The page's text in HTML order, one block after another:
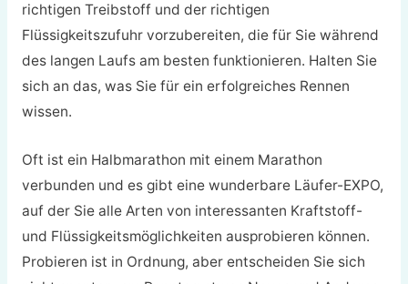
richtigen Treibstoff und der richtigen
Flüssigkeitszufuhr vorzubereiten, die für Sie während
des langen Laufs am besten funktionieren. Halten Sie
sich an das, was Sie für ein erfolgreiches Rennen
wissen.
Oft ist ein Halbmarathon mit einem Marathon
verbunden und es gibt eine wunderbare Läufer-EXPO,
auf der Sie alle Arten von interessanten Kraftstoff-
und Flüssigkeitsmöglichkeiten ausprobieren können.
Probieren ist in Ordnung, aber entscheiden Sie sich